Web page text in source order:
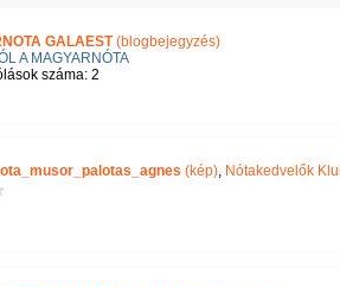
GALAEST(blogbejegyzés)
A MAGYARNÓTA
száma: 2
(kép), Nótakedvelők